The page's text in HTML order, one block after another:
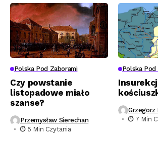
Polska Pod Zaborami
Czy powstanie
listopadowe miało
szanse?
Przemysław Sierechan
5 Min Czytania
Polska Pod
Grzegorz
7 Min